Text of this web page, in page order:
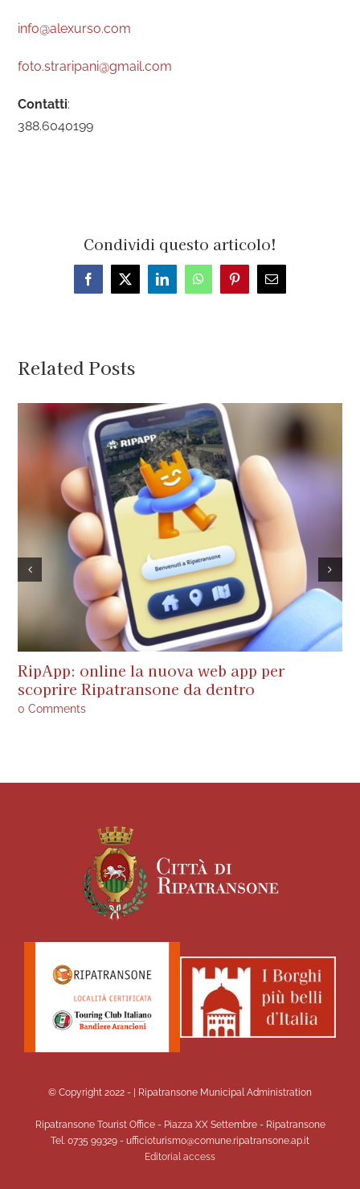
info@alexurso.com
foto.straripani@gmail.com
Contatti:
388.6040199
Condividi questo articolo!
Facebook
X LinkedInWhatsAppPinterestEmail
Related Posts
RipApp: online la nuova web app per
scoprire Ripatransone da dentro
0 Comments
© Copyright 2022 - | Ripatransone Municipal Administration
Ripatransone Tourist Office - Piazza XX Settembre - Ripatransone
Tel. 0735 99329 - ufficioturismo@comune.ripatransone.ap.it
Editorial access